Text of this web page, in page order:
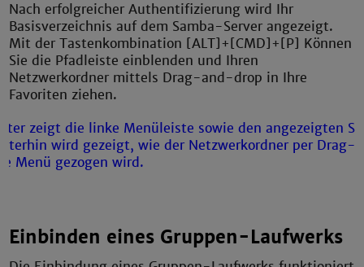
Nach erfolgreicher Authentifizierung wird Ihr
Basisverzeichnis auf dem Samba-Server angezeigt.
Mit der Tastenkombination [ALT]+[CMD]+[P] Können
Sie die Pfadleiste einblenden und Ihren
Netzwerkordner mittels Drag-and-drop in Ihre
Favoriten ziehen.
Einbinden eines Gruppen-Laufwerks